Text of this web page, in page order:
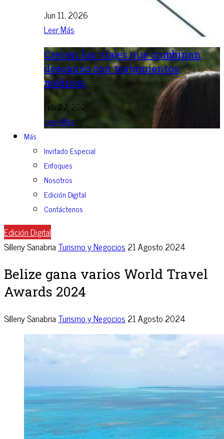
Jun 11, 2026
Leer Más
Crecen los viajes que combinan
descanso con tratamientos
médicos
Feb 27, 2026
Leer Más
Más
Invitado Especial
Enfoques
Nosotros
Edición Digital
Contáctenos
Edición Digital
Silleny SanabriaTurismo y Negocios 21 Agosto 2024
Belize gana varios World Travel
Awards 2024
Silleny SanabriaTurismo y Negocios 21 Agosto 2024